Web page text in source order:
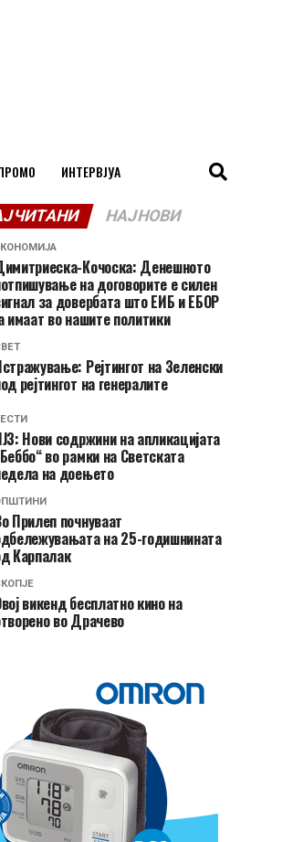
ИНТЕРВЈУА
НАЈНОВИ
Кочоска: Денешното
на договорите е силен
за довербата што ЕИБ и ЕБОР
имаат во нашите политики
Рејтингот на Зеленски
рејтингот на генералите
Нови содржини на апликацијата
во рамки на Светската
на доењето
Прилеп почнуваат
на 25-годишнината
Карпалак
викенд бесплатно кино на
во Драчево